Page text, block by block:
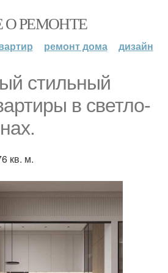
О РЕМОНТЕ
ремонт дома дизайн
стильный
в светло-
кв. м.